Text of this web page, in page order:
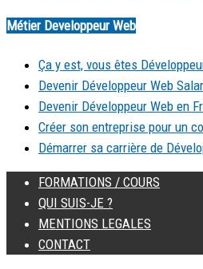
Métier Developpeur Web
Ça y est, vous êtes
Devenir Développeur Web
Devenir Développeur Web en
Créer son entreprise pour un
Démarrer sa carrière de
FORMATIONS / COURS
QUI SUIS-JE ?
MENTIONS LEGALES
CONTACT